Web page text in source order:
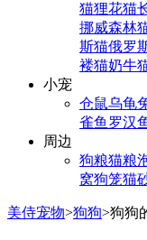
猫狸花猫
挪威森林
斯猫俄罗
褛猫奶牛
小宠
仓鼠乌龟
雀鱼 罗汉
周边
狗粮猫粮
窝狗笼猫
美侍宠物>狗狗>狗狗